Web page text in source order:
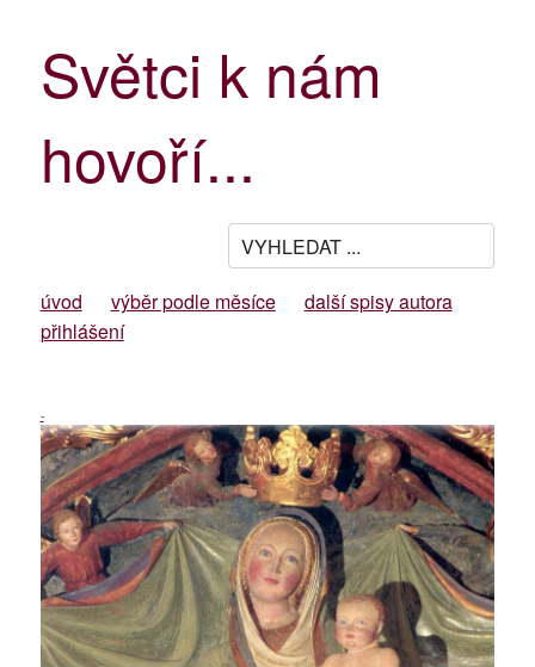
Světci k nám
hovoří...
úvod výběr podle měsíce
další spisy autora
přihlášení
-